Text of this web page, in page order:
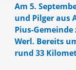
Am 5.
und Pilger aus
Pius-
Werl. Bereits
rund 33